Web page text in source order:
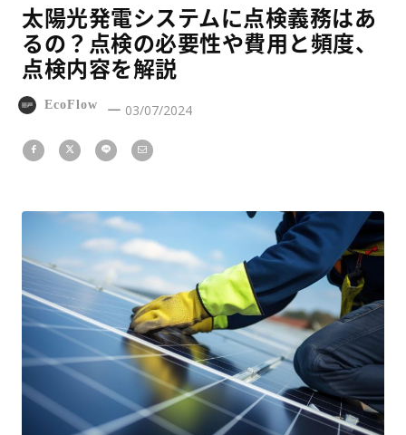
太陽光発電システムに点検義務はあ
るの？点検の必要性や費用と頻度、
点検内容を解説
EcoFlow 03/07/2024